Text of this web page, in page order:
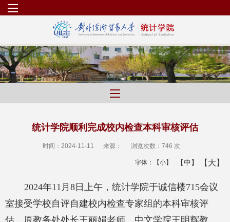
统计学院顺利完成校内检查本科审核评估
时间：2024-11-11 来源： 浏览次数： 746 次
字体： 【小】 【中】 【大】
2024年11月8日上午，统计学院于诚信楼715会议
室接受学校自评自建校内检查专家组的本科审核评